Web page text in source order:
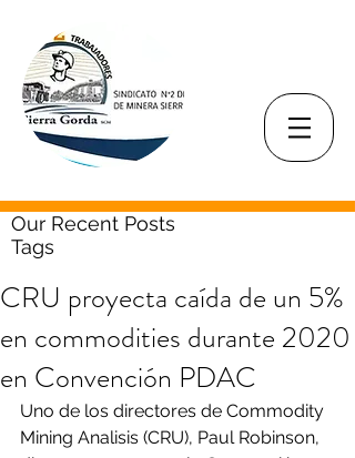
Our Recent Posts
Tags
CRU proyecta caída de un 5%
en commodities durante 2020
en Convención PDAC
Uno de los directores de Commodity
Mining Analisis (CRU), Paul Robinson,